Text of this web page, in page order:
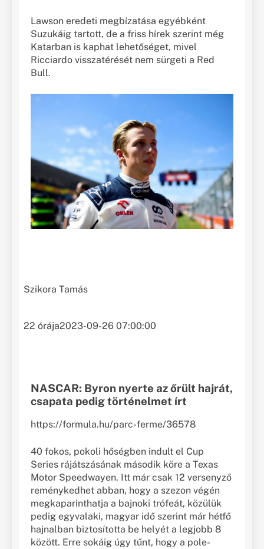
Lawson eredeti megbízatása egyébként
Suzukáig tartott, de a friss hírek szerint még
Katarban is kaphat lehetőséget, mivel
Ricciardo visszatérését nem sürgeti a Red
Bull.
Szikora Tamás
22 órája2023-09-26 07:00:00
NASCAR: Byron nyerte az őrült hajrát,
csapata pedig történelmet írt
https://formula.hu/parc-ferme/36578
40 fokos, pokoli hőségben indult el Cup
Series rájátszásának második köre a Texas
Motor Speedwayen. Itt már csak 12 versenyző
reménykedhet abban, hogy a szezon végén
megkaparinthatja a bajnoki trófeát, közülük
pedig egyvalaki, magyar idő szerint már hétfő
hajnalban biztosította be helyét a legjobb 8
között. Erre sokáig úgy tűnt, hogy a pole-